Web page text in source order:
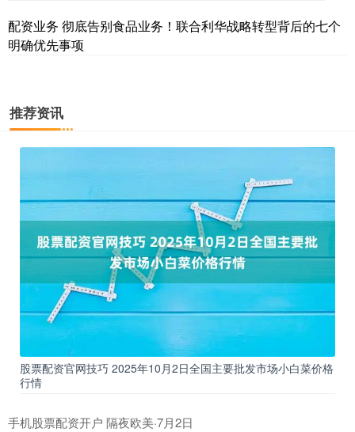
配资业务 彻底告别食品业务！联合利华战略转型背后的七个
明确优先事项
推荐资讯
股票配资官网技巧 2025年10月2日全国主要批发市场小白菜价格
行情
手机股票配资开户 隔夜欧美·7月2日